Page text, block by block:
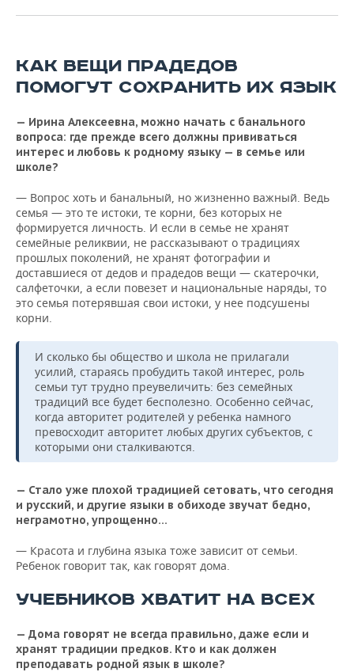
КАК ВЕЩИ ПРАДЕДОВ
ПОМОГУТ СОХРАНИТЬ ИХ ЯЗЫК
— Ирина Алексеевна, можно начать с банального
вопроса: где прежде всего должны прививаться
интерес и любовь к родному языку — в семье или
школе?
— Вопрос хоть и банальный, но жизненно важный. Ведь
семья — это те истоки, те корни, без которых не
формируется личность. И если в семье не хранят
семейные реликвии, не рассказывают о традициях
прошлых поколений, не хранят фотографии и
доставшиеся от дедов и прадедов вещи — скатерочки,
салфеточки, а если повезет и национальные наряды, то
это семья потерявшая свои истоки, у нее подсушены
корни.
И сколько бы общество и школа не прилагали
усилий, стараясь пробудить такой интерес, роль
семьи тут трудно преувеличить: без семейных
традиций все будет бесполезно. Особенно сейчас,
когда авторитет родителей у ребенка намного
превосходит авторитет любых других субъектов, с
которыми они сталкиваются.
— Стало уже плохой традицией сетовать, что сегодня
и русский, и другие языки в обиходе звучат бедно,
неграмотно, упрощенно…
— Красота и глубина языка тоже зависит от семьи.
Ребенок говорит так, как говорят дома.
УЧЕБНИКОВ ХВАТИТ НА ВСЕХ
— Дома говорят не всегда правильно, даже если и
хранят традиции предков. Кто и как должен
преподавать родной язык в школе?